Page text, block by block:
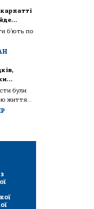
б’ють по
були
життя...